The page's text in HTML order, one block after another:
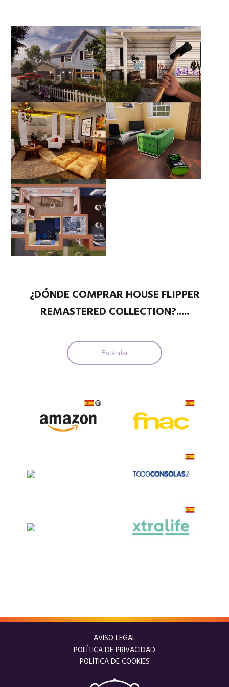
¿DÓNDE COMPRAR HOUSE FLIPPER
REMASTERED COLLECTION?.....
Estándar
AVISO LEGAL
POLÍTICA DE PRIVACIDAD
POLÍTICA DE COOKIES